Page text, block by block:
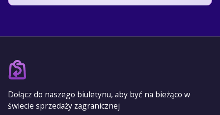
Dołącz do naszego biuletynu, aby być na bieżąco w
świecie sprzedaży zagranicznej